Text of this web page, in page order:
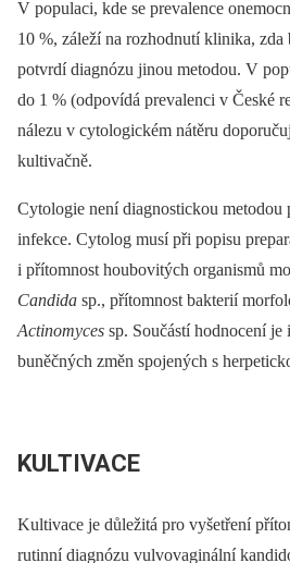
V populaci, kde se prevalence
10 %, záleží na rozhodnutí klinika, zda
potvrdí diagnózu jinou metodou. V
do 1 % (odpovídá prevalenci v České
nálezu v cytologickém nátěru
kultivačně.
Cytologie není diagnostickou metodou
infekce. Cytolog musí při popisu
i přítomnost houbovitých organismů
Candida sp., přítomnost bakterií
Actinomyces sp. Součástí hodnocení
buněčných změn spojených s
KULTIVACE
Kultivace je důležitá pro vyšetření
rutinní diagnózu vulvovaginální